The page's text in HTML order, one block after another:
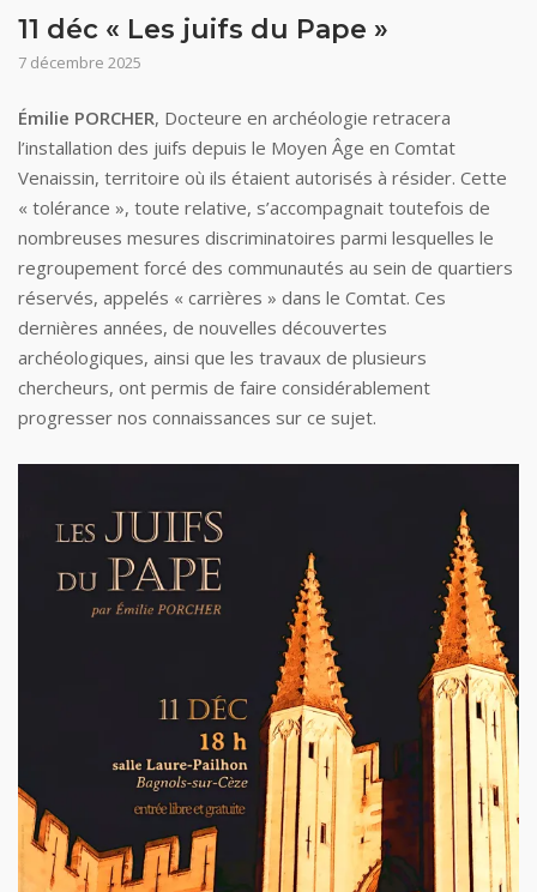
11 déc « Les juifs du Pape »
7 décembre 2025
Émilie PORCHER, Docteure en archéologie retracera
l’installation des juifs depuis le Moyen Âge en Comtat
Venaissin, territoire où ils étaient autorisés à résider. Cette
« tolérance », toute relative, s’accompagnait toutefois de
nombreuses mesures discriminatoires parmi lesquelles le
regroupement forcé des communautés au sein de quartiers
réservés, appelés « carrières » dans le Comtat. Ces
dernières années, de nouvelles découvertes
archéologiques, ainsi que les travaux de plusieurs
chercheurs, ont permis de faire considérablement
progresser nos connaissances sur ce sujet.